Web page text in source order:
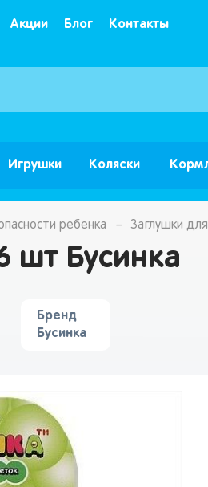
Акции Блог Контакты
Интернет магазин
Игрушки Коляски
ребенка Заглушки
шт Бусинка
Бренд
Бусинка